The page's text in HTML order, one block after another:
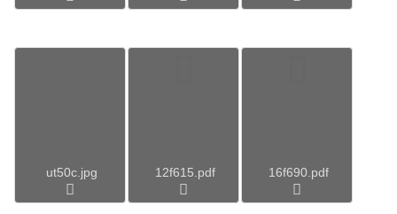
ut50c.jpg 12f615.pdf 16f690.pdf